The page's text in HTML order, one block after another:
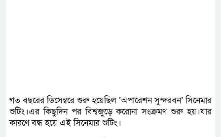
গত বছরের ডিসেম্বরে শুরু হয়েছিল ‘অপারেশন সুন্দরবন’ সিনেমার
শুটিং।এর কিছুদিন পর বিশ্বজুড়ে করোনা সংক্রমণ শুরু হয়।যার
কারণে বন্ধ হয়ে এই সিনেমার শুটিং।